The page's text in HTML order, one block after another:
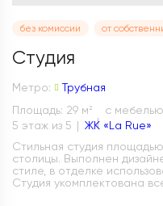
без комиссии от
Студия
Метро:
Трубная
Площадь: 29 м 2
с мебелью
5 этаж из 5
ЖК «La Rue»
Стильная студия
столицы. Выполнен
стиле, в отделке
Студия укомплектована